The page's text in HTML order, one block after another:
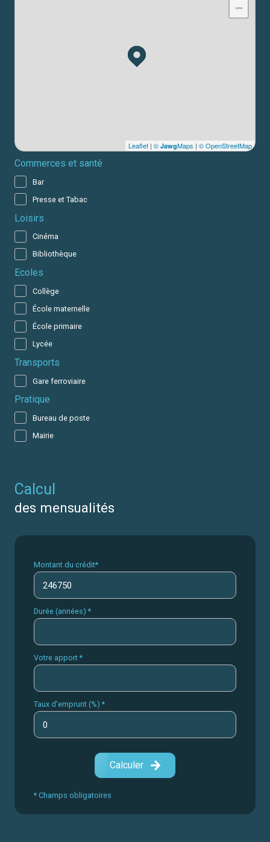
−
Leaflet | © JawgMaps | © OpenStreetMap
Commerces et santé
Bar
Presse et Tabac
Loisirs
Cinéma
Bibliothèque
Ecoles
Collège
École maternelle
École primaire
Lycée
Transports
Gare ferroviaire
Pratique
Bureau de poste
Mairie
calcul
des mensualités
Montant du crédit*
Durée (années) *
Votre apport *
Taux d'emprunt (%) *
Calculer
* Champs obligatoires